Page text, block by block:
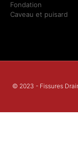
Fondation
Caveau et puisard
© 2023 - Fissures